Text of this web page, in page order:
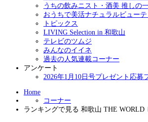
うちの飲みニスト・酒美 推しの
おうちで美活ナチュラルビュー
トピックス
LIVING Selection in 和歌山
テレビのツムジ
みんなのイイネ
過去の人気連載コーナー
アンケート
2026年1月10日号プレゼント応募
Home
コーナー
ランキングで見る 和歌山 THE WORLD